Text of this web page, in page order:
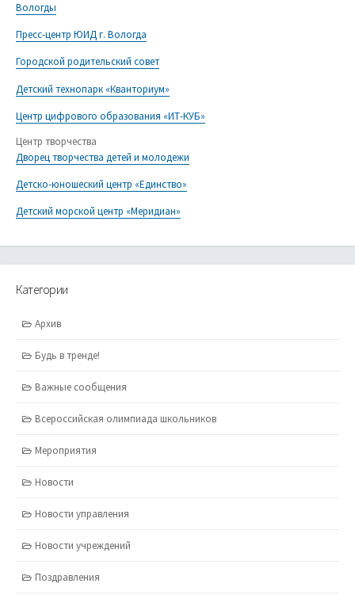
Вологды
Пресс-центр ЮИД г. Вологда
Городской родительский совет
Детский технопарк «Кванториум»
Центр цифрового образования «ИТ-КУБ»
Центр творчества
Дворец творчества детей и молодежи
Детско-юношеский центр «Единство»
Детский морской центр «Меридиан»
Категории
Архив
Будь в тренде!
Важные сообщения
Всероссийская олимпиада школьников
Мероприятия
Новости
Новости управления
Новости учреждений
Поздравления